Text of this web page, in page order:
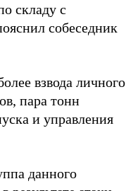
складу с
собеседник
взвода личного
пара тонн
и управления
данного